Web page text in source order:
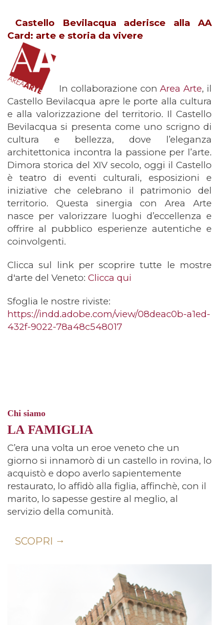
Castello Bevilacqua aderisce alla AA
Card: arte e storia da vivere
In collaborazione conArea Arte, il
Castello Bevilacqua apre le porte alla cultura
e alla valorizzazione del territorio. Il Castello
Bevilacqua si presenta come uno scrigno di
cultura e bellezza, dove l’eleganza
architettonica incontra la passione per l’arte.
Dimora storica del XIV secolo, oggi il Castello
è teatro di eventi culturali, esposizioni e
iniziative che celebrano il patrimonio del
territorio. Questa sinergia con Area Arte
nasce per valorizzare luoghi d’eccellenza e
offrire al pubblico esperienze autentiche e
coinvolgenti.
Clicca sul link per scoprire tutte le mostre
d'arte del Veneto: Clicca qui
Sfoglia le nostre riviste:
https://indd.adobe.com/view/08deac0b-a1ed-
432f-9022-78a48c548017
Chi siamo
LA FAMIGLIA
C’era una volta un eroe veneto che un
giorno si innamorò di un castello in rovina, lo
acquistò e dopo averlo sapientemente
restaurato, lo affidò alla figlia, affinchè, con il
marito, lo sapesse gestire al meglio, al
servizio della comunità.
SCOPRI